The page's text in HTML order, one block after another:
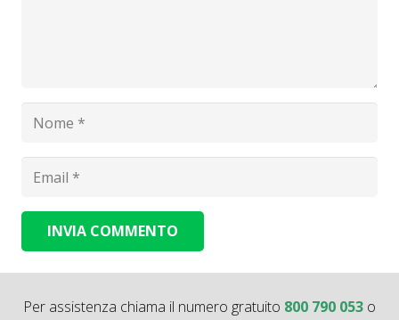
INVIA COMMENTO
Per assistenza chiama il numero gratuito 800 790 053 o